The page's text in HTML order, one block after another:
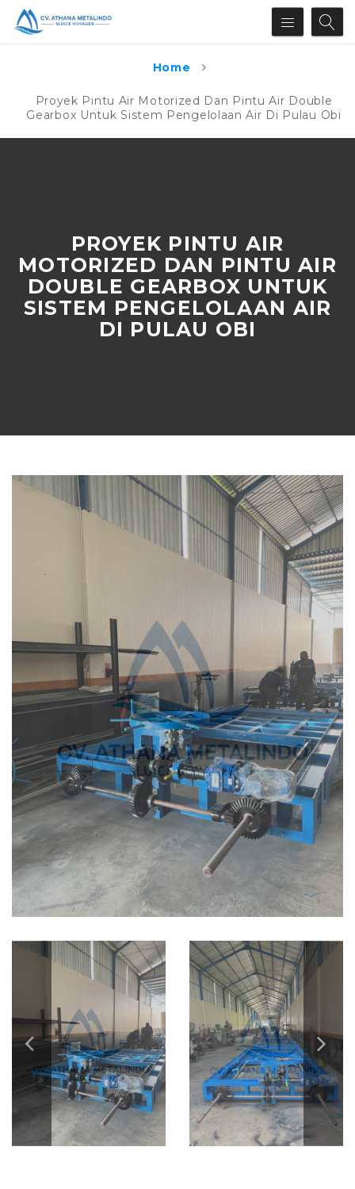
Home
Proyek Pintu Air Motorized Dan Pintu Air Double
Gearbox Untuk Sistem Pengelolaan Air Di Pulau Obi
PROYEK PINTU AIR
MOTORIZED DAN PINTU AIR
DOUBLE GEARBOX UNTUK
SISTEM PENGELOLAAN AIR
DI PULAU OBI